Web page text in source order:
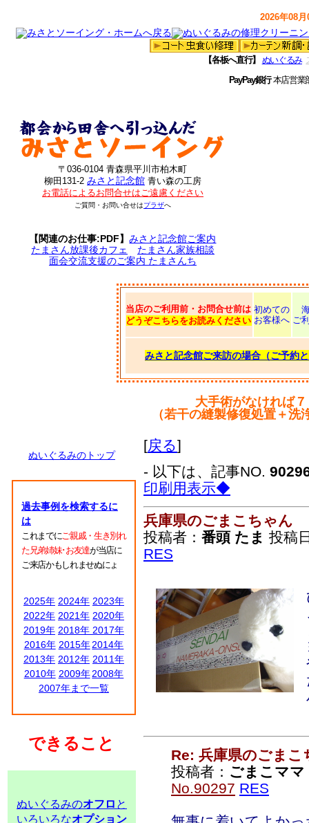
2026年08
【各板へ直行】 ぬいぐるみ
PayPay銀行本店営
〒036-0104 青森県平川市柏木町
柳田131-2 みさと記念館 青い森の工房
お電話によるお問合せはご遠慮ください
ご質問・お問い合せはプラザへ
【関連のお仕事:PDF】みさと記念館ご案内
たまさん放課後カフェ
たまさん家族相談
面会交流支援のご案内 たまさんち
当店のご利用前・お問合せ前は
どうぞこちらをお読みください
初めての
お客様へ ご
みさと記念館ご来訪の場合（ご予約
大手術がなければ
（若干の縫製修復処置＋
ぬいぐるみのトップ
過去事例を検索するに
は
これまでにご親戚・生き別れ
た兄弟姉妹･お友達が当店に
ご来店かもしれませぬにょ
2025年 2024年 2023年
2022年 2021年 2020年
2019年 2018年 2017年
2016年 2015年 2014年
2013年 2012年 2011年
2010年 2009年 2008年
2007年まで一覧
できること
ぬいぐるみのオフロ と
いろいろなオプション
[戻る]
- 以下は、記事NO.
印刷用表示◆
兵庫県のごまこちゃん
投稿者： 番頭 たま 投稿
RES
Re: 兵庫県のごまこ
投稿者： ごまこママ
No.90297 RES